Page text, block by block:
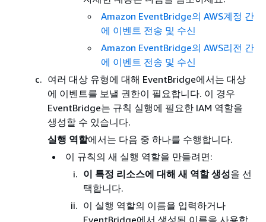
Amazon EventBridge의 AWS계정 간
에 이벤트 전송 및 수신
Amazon EventBridge의 AWS리전 간
에 이벤트 전송 및 수신
여러 대상 유형에 대해 EventBridge에서는 대상
에 이벤트를 보낼 권한이 필요합니다. 이 경우
EventBridge는 규칙 실행에 필요한 IAM 역할을
생성할 수 있습니다.
실행 역할에서는 다음 중 하나를 수행합니다.
이 규칙의 새 실행 역할을 만들려면:
이 특정 리소스에 대해 새 역할 생성을 선
택합니다.
이 실행 역할의 이름을 입력하거나
EventBridge에서 생성된 이름을 사용합